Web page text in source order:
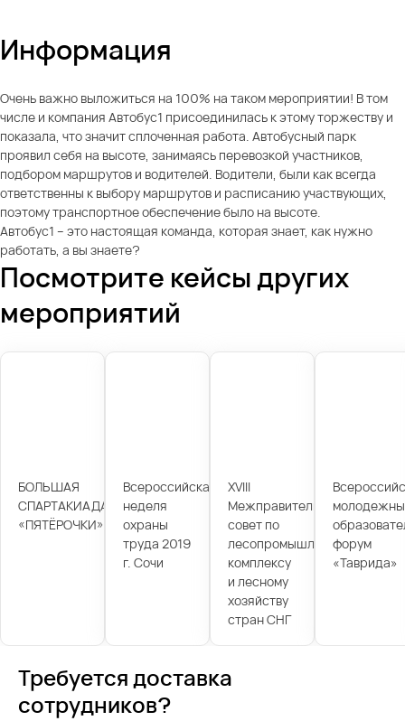
Информация
Очень важно выложиться на 100% на таком мероприятии! В том
числе и компания Автобус1 присоединилась к этому торжеству и
показала, что значит сплоченная работа. Автобусный парк
проявил себя на высоте, занимаясь перевозкой участников,
подбором маршрутов и водителей. Водители, были как всегда
ответственны к выбору маршрутов и расписанию участвующих,
поэтому транспортное обеспечение было на высоте.
Автобус1 – это настоящая команда, которая знает, как нужно
работать, а вы знаете?
Посмотрите кейсы других
мероприятий
БОЛЬШАЯ
СПАРТАКИАДА
«ПЯТЁРОЧКИ»
Всероссийская
неделя
охраны
труда 2019
г. Сочи
XVIII
Межправительственный
совет по
лесопромышленному
комплексу
и лесному
хозяйству
стран СНГ
форум
«Таврида»
Требуется доставка
сотрудников?